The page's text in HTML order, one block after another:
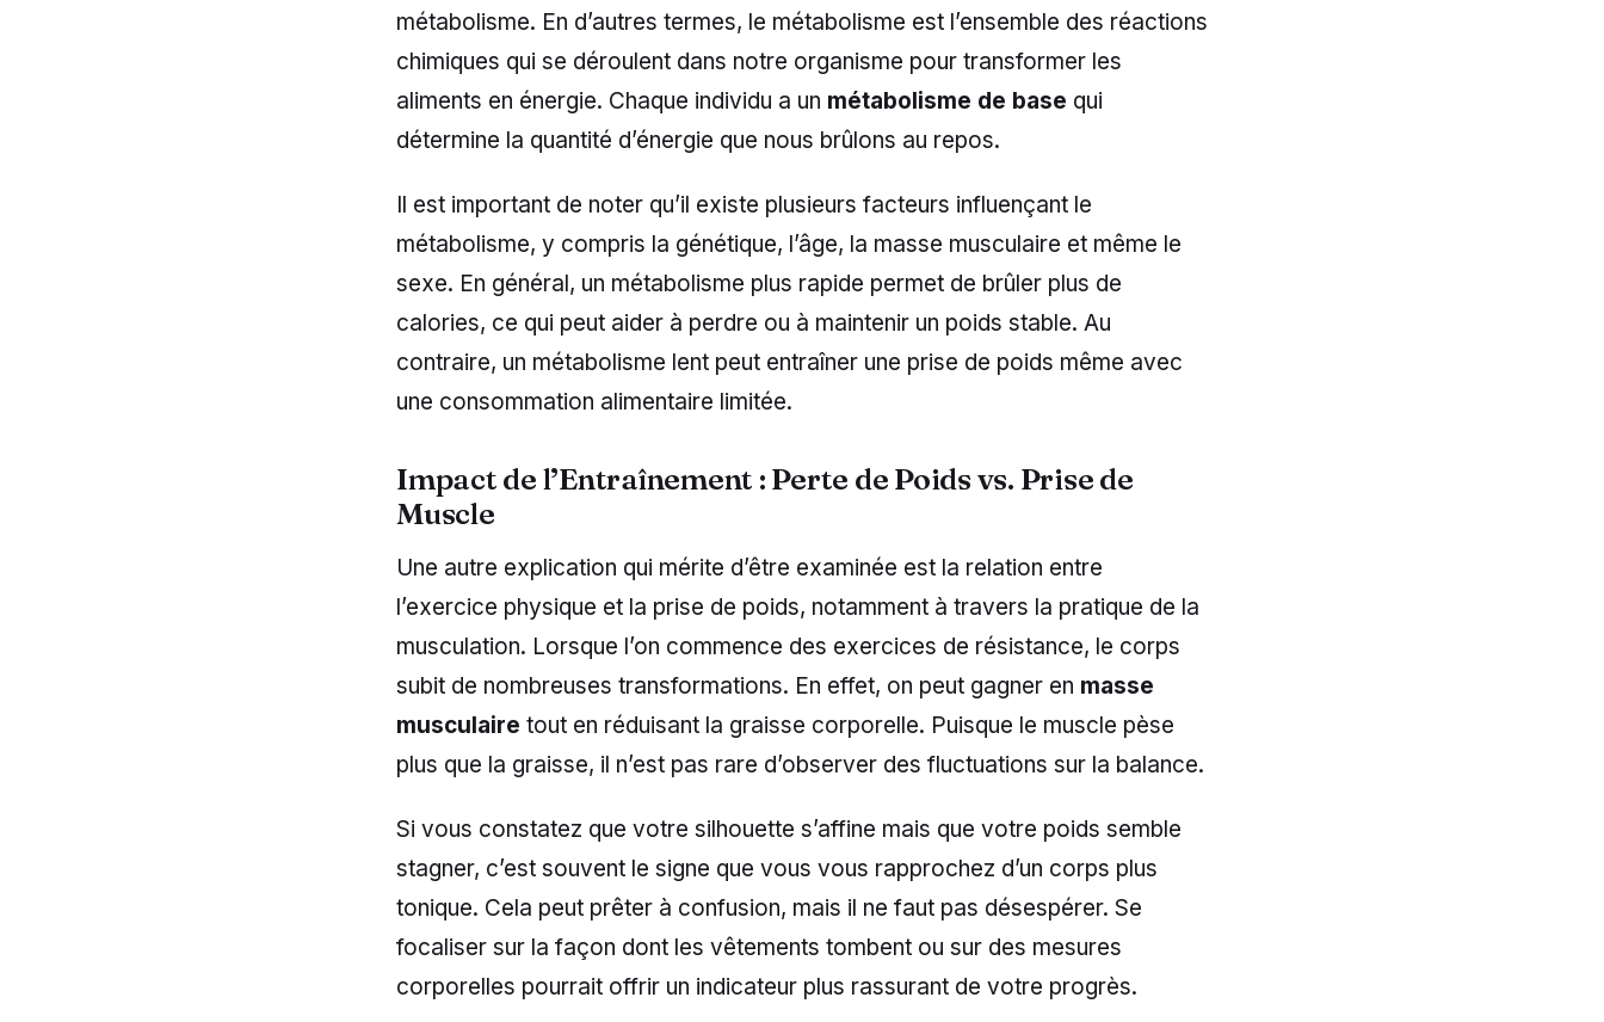
métabolisme. En d’autres termes, le métabolisme est l’ensemble des réactions
chimiques qui se déroulent dans notre organisme pour transformer les
aliments en énergie. Chaque individu a un métabolisme de base qui
détermine la quantité d’énergie que nous brûlons au repos.
Il est important de noter qu’il existe plusieurs facteurs influençant le
métabolisme, y compris la génétique, l’âge, la masse musculaire et même le
sexe. En général, un métabolisme plus rapide permet de brûler plus de
calories, ce qui peut aider à perdre ou à maintenir un poids stable. Au
contraire, un métabolisme lent peut entraîner une prise de poids même avec
une consommation alimentaire limitée.
Impact de l’Entraînement : Perte de Poids vs. Prise de
Muscle
Une autre explication qui mérite d’être examinée est la relation entre
l’exercice physique et la prise de poids, notamment à travers la pratique de la
musculation. Lorsque l’on commence des exercices de résistance, le corps
subit de nombreuses transformations. En effet, on peut gagner en masse
musculaire tout en réduisant la graisse corporelle. Puisque le muscle pèse
plus que la graisse, il n’est pas rare d’observer des fluctuations sur la balance.
Si vous constatez que votre silhouette s’affine mais que votre poids semble
stagner, c’est souvent le signe que vous vous rapprochez d’un corps plus
tonique. Cela peut prêter à confusion, mais il ne faut pas désespérer. Se
focaliser sur la façon dont les vêtements tombent ou sur des mesures
corporelles pourrait offrir un indicateur plus rassurant de votre progrès.